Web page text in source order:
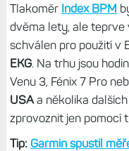
Tlakoměr Index BPM
dvěma lety, ale teprve
schválen pro použití v
EKG. Na trhu jsou
Venu 3, Fénix 7 Pro
USAa několika
zprovoznit jen pomocí
Tip: Garmin spustil